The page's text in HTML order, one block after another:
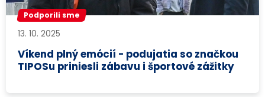
Podporili sme
13. 10. 2025
Víkend plný emócií - podujatia so značkou
TIPOSu priniesli zábavu i športové zážitky